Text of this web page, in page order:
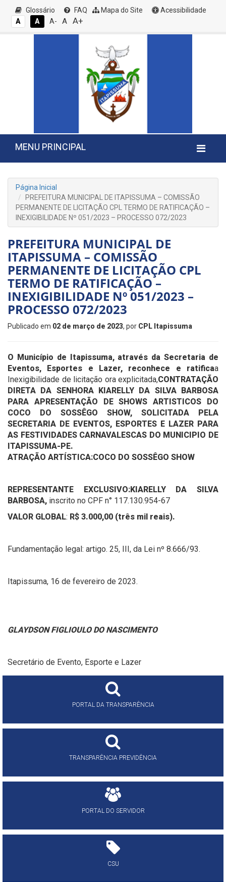
Glossário FAQ Mapa do Site
Acessibilidade
A
A A- A A+
MENU PRINCIPAL
Página Inicial
PREFEITURA MUNICIPAL DE ITAPISSUMA – COMISSÃO
PERMANENTE DE LICITAÇÃO CPL TERMO DE RATIFICAÇÃO –
INEXIGIBILIDADE Nº 051/2023 – PROCESSO 072/2023
PREFEITURA MUNICIPAL DE
ITAPISSUMA – COMISSÃO
PERMANENTE DE LICITAÇÃO CPL
TERMO DE RATIFICAÇÃO –
INEXIGIBILIDADE Nº 051/2023 –
PROCESSO 072/2023
Publicado em 02 de março de 2023, por CPL Itapissuma
O Município de Itapissuma, através da Secretaria de
Eventos, Esportes e Lazer, reconhece e ratificaa
Inexigibilidade de licitação ora explicitada,CONTRATAÇÃO
DIRETA DA SENHORA KIARELLY DA SILVA BARBOSA
PARA APRESENTAÇÃO DE SHOWS ARTISTICOS DO
COCO DO SOSSÊGO SHOW, SOLICITADA PELA
SECRETARIA DE EVENTOS, ESPORTES E LAZER PARA
AS FESTIVIDADES CARNAVALESCAS DO MUNICIPIO DE
ITAPISSUMA-PE.
ATRAÇÃO ARTÍSTICA:COCO DO SOSSÊGO SHOW
REPRESENTANTE EXCLUSIVO:KIARELLY DA SILVA
BARBOSA, inscrito no CPF n° 117.130.954-67
VALOR GLOBAL: R$ 3.000,00 (três mil reais).
Fundamentação legal: artigo. 25, III, da Lei nº 8.666/93.
Itapissuma, 16 de fevereiro de 2023.
GLAYDSON FIGLIOULO DO NASCIMENTO
Secretário de Evento, Esporte e Lazer
PORTAL DA TRANSPARÊNCIA
TRANSPARÊNCIA PREVIDÊNCIA
PORTAL DO SERVIDOR
CSU